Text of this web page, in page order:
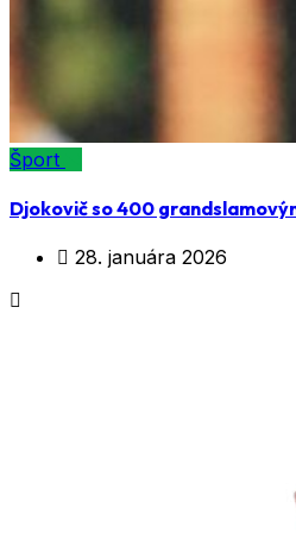
Šport
Djokovič so 400
28. januára 2026